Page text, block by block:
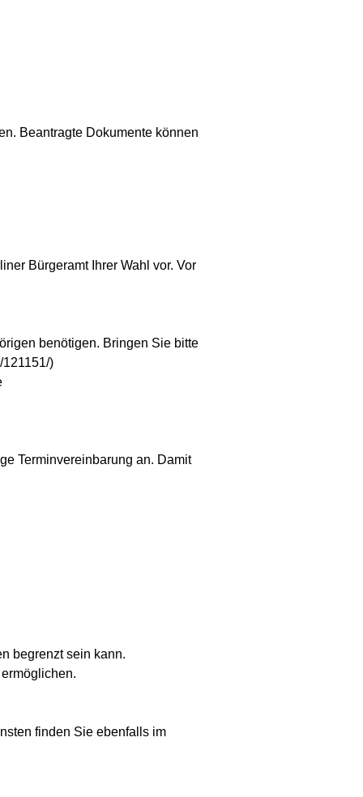
Beantragte Dokumente können
Bürgeramt Ihrer Wahl vor. Vor
benötigen. Bringen Sie bitte
)
Terminvereinbarung an. Damit
begrenzt sein kann.
finden Sie ebenfalls im